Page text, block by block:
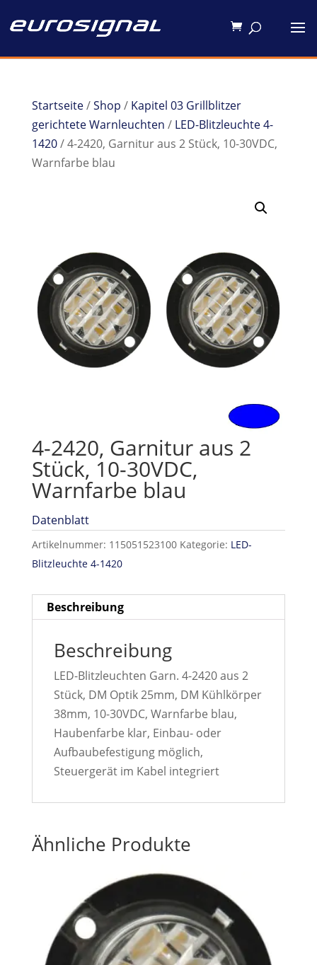
Startseite/Shop / Kapitel 03 Grillblitzer
gerichtete Warnleuchten / LED-Blitzleuchte 4-
1420/ 4-2420, Garnitur aus 2 Stück, 10-30VDC,
Warnfarbe blau
4-2420, Garnitur aus 2
Stück, 10-30VDC,
Warnfarbe blau
Datenblatt
Artikelnummer: 115051523100 Kategorie: LED-
Blitzleuchte 4-1420
Beschreibung
Beschreibung
LED-Blitzleuchten Garn. 4-2420 aus 2
Stück, DM Optik 25mm, DM Kühlkörper
38mm, 10-30VDC, Warnfarbe blau,
Haubenfarbe klar, Einbau- oder
Aufbaubefestigung möglich,
Steuergerät im Kabel integriert
Ähnliche Produkte